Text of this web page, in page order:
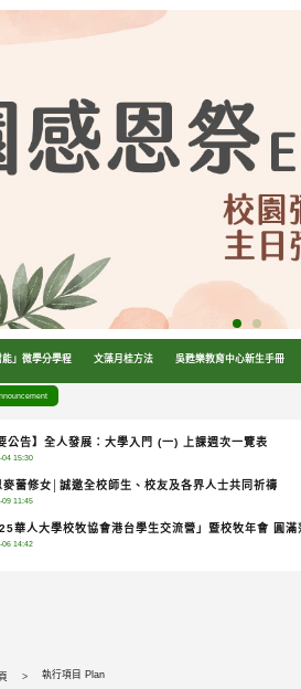
」微學分學程 文藻月桂方法 吳甦樂教育中心新生手冊
公告】全人發展：大學入門 (一) 上課週次一覽表
04 15:30
麥蕾修女│誠邀全校師生、校友及各界人士共同祈禱
09 11:45
華人大學校牧協會港台學生交流營」暨校牧年會 圓
06 14:42
執行項目 Plan